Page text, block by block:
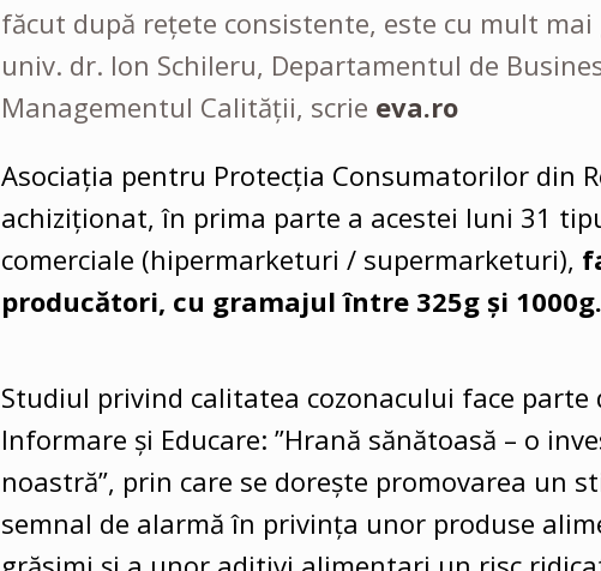
făcut după rețete consistente, este cu mult
univ. dr. Ion Schileru, Departamentul de
Managementul Calității, scrie eva.ro
Asociația pentru Protecția Consumatorilor din
achiziționat, în prima parte a acestei luni 31
comerciale (hipermarketuri / supermarketuri),
producători, cu gramajul între 325g și 1000g.
Studiul privind calitatea cozonacului face parte
Informare și Educare: ”Hrană sănătoasă – o
noastră”, prin care se dorește promovarea un
semnal de alarmă în privința unor produse